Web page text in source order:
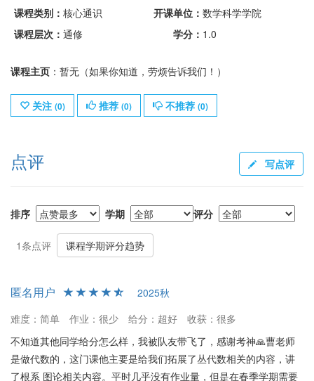
课程类别： 核心通识 开课单位： 数学科学学院
课程层次： 通修 学分： 1.0
课程主页 ：暂无（如果你知道，劳烦告诉我们！）
关注 (0) 推荐 (0) 不推荐 (0)
点评 写点评
排序 学期 评分
1条点评 课程学期评分趋势
匿名用户
2025秋
难度：简单
作业：很少 给分：超好
收获：很多
不知道其他同学给分怎么样，我被队友带飞了，感谢考神🙏曹老师
是做代数的，这门课他主要是给我们拓展了丛代数相关的内容，讲
了根系 图论相关内容。平时几乎没有作业量，但是在春季学期需要